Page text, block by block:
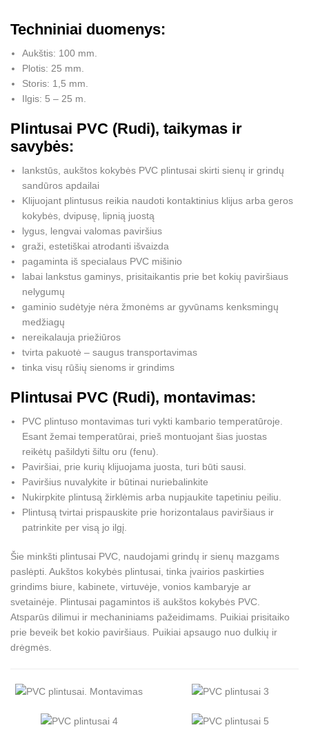
Techniniai duomenys:
Aukštis: 100 mm.
Plotis: 25 mm.
Storis: 1,5 mm.
Ilgis: 5 – 25 m.
Plintusai PVC (Rudi), taikymas ir
savybės:
lankstūs, aukštos kokybės PVC plintusai skirti sienų ir grindų
sandūros apdailai
Klijuojant plintusus reikia naudoti kontaktinius klijus arba geros
kokybės, dvipusę, lipnią juostą
lygus, lengvai valomas paviršius
graži, estetiškai atrodanti išvaizda
pagaminta iš specialaus PVC mišinio
labai lankstus gaminys, prisitaikantis prie bet kokių paviršiaus
nelygumų
gaminio sudėtyje nėra žmonėms ar gyvūnams kenksmingų
medžiagų
nereikalauja priežiūros
tvirta pakuotė – saugus transportavimas
tinka visų rūšių sienoms ir grindims
Plintusai PVC (Rudi), montavimas:
PVC plintuso montavimas turi vykti kambario temperatūroje.
Esant žemai temperatūrai, prieš montuojant šias juostas
reikėtų pašildyti šiltu oru (fenu).
Paviršiai, prie kurių klijuojama juosta, turi būti sausi.
Paviršius nuvalykite ir būtinai nuriebalinkite
Nukirpkite plintusą žirklėmis arba nupjaukite tapetiniu peiliu.
Plintusą tvirtai prispauskite prie horizontalaus paviršiaus ir
patrinkite per visą jo ilgį.
Šie minkšti plintusai PVC, naudojami grindų ir sienų mazgams
paslėpti. Aukštos kokybės plintusai, tinka įvairios paskirties
grindims biure, kabinete, virtuvėje, vonios kambaryje ar
svetainėje. Plintusai pagamintos iš aukštos kokybės PVC.
Atsparūs dilimui ir mechaniniams pažeidimams. Puikiai prisitaiko
prie beveik bet kokio paviršiaus. Puikiai apsaugo nuo dulkių ir
drėgmės.